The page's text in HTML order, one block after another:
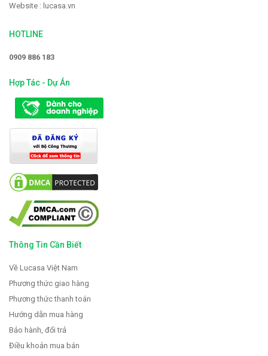
Website : lucasa.vn
HOTLINE
0909 886 183
Hợp Tác - Dự Án
Thông Tin Cần Biết
Về Lucasa Việt Nam
Phương thức giao hàng
Phương thức thanh toán
Hướng dẫn mua hàng
Bảo hành, đổi trả
Điều khoản mua bán